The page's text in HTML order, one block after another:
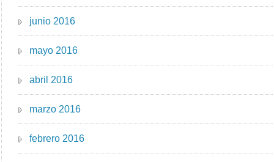
junio 2016
mayo 2016
abril 2016
marzo 2016
febrero 2016